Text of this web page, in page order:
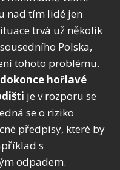
nad tím lidé jen
trvá už několik
Polska,
tohoto problému.
dokonce hořlavé
je v rozporu se
se o riziko
předpisy, které by
s
odpadem.